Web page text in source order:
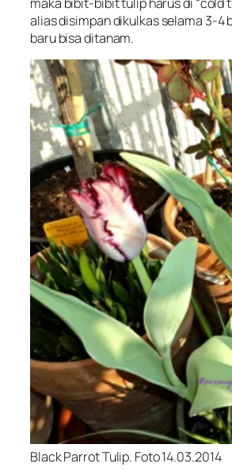
alias disimpan dikulkas selama 3-4
baru bisa ditanam.
Black Parrot Tulip. Foto 14.03.2014